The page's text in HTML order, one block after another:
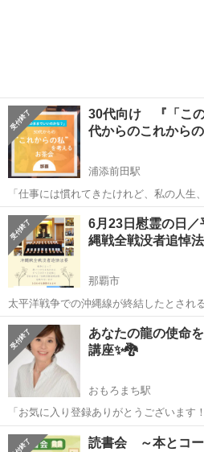
30代向け 『「こ
代からのこれから
浦添前田駅
「仕事には慣れてきたけれど、私の人生
っけ?」 コーヒーを片手に、同世代でこ
ゆるっと話してみませんか? ☕ イベント概要 20代の怒涛の時期を駆け
抜け、仕事にもひと通...
沖縄 那覇市 浦添前田駅 その
6月23日慰霊の日
縄戦全戦没者追悼
那覇市
太平洋戦争での沖縄線が終結したとされ
いを込めて手を合わせるもっとも大切な日です 琉球識名院
て 沖縄戦全戦没者追悼法要を執り行います どなたでもご参列でき
ので ぜひお...
沖縄 那覇市 その他 参加方法
あなたの龍の使命
講座✨🐉
おもろまち駅
「お気に入り登録ありがとうございます
おりますので、ご質問やご相談だけでも
ッセージをくださいね」 残りの席数はあ
沖縄 那覇市 おもろまち駅
読書会 ～本とコー